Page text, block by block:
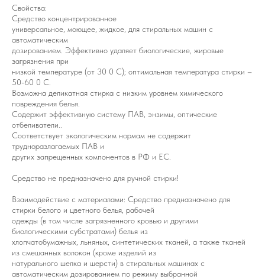
Свойства:
Средство концентрированное
универсальное, моющее, жидкое, для стиральных машин с
автоматическим
дозированием. Эффективно удаляет биологические, жировые
загрязнения при
низкой температуре (от 30 0 С); оптимальная температура стирки –
50-60 0 С.
Возможна деликатная стирка с низким уровнем химического
повреждения белья.
Содержит эффективную систему ПАВ, энзимы, оптические
отбеливатели..
Соответствует экологическим нормам не содержит
трудноразлагаемых ПАВ и
других запрещенных компонентов в РФ и ЕС.
Средство не предназначено для ручной стирки!
Взаимодействие с материалами: Средство предназначено для
стирки белого и цветного белья, рабочей
одежды (в том числе загрязненного кровью и другими
биологическими субстратами) белья из
хлопчатобумажных, льняных, синтетических тканей, а также тканей
из смешанных волокон (кроме изделий из
натурального шелка и шерсти) в стиральных машинах с
автоматическим дозированием по режиму выбранной